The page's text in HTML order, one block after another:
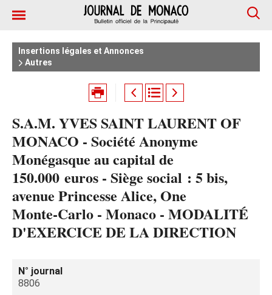
Insertions légales et Annonces
Autres
S.A.M. YVES SAINT LAURENT OF
MONACO - Société Anonyme
Monégasque au capital de
150.000 euros - Siège social : 5 bis,
avenue Princesse Alice, One
Monte‑Carlo - Monaco - MODALITÉ
D'EXERCICE DE LA DIRECTION
N° journal
8806